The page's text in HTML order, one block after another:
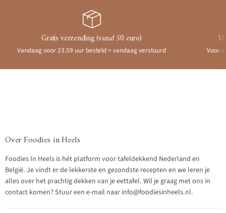
Gratis verzending (vanaf 50 euro)
Vandaag voor 23.59 uur besteld = vandaag verstuurd Voor
Over Foodies in Heels
Foodies In Heels is hét platform voor tafeldekkend Nederland en
België. Je vindt er de lekkerste en gezondste recepten en we leren je
alles over het prachtig dekken van je eettafel. Wil je graag met ons in
contact komen? Stuur een e-mail naar info@foodiesinheels.nl.